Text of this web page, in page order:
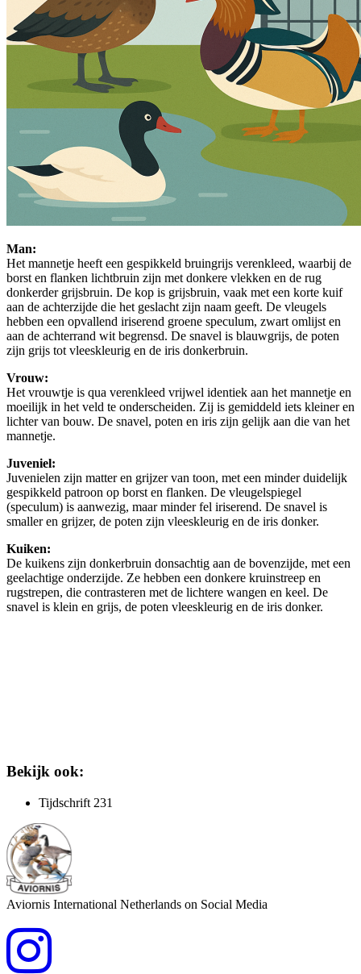
Man:
Het mannetje heeft een gespikkeld bruingrijs verenkleed, waarbij de
borst en flanken lichtbruin zijn met donkere vlekken en de rug
donkerder grijsbruin. De kop is grijsbruin, vaak met een korte kuif
aan de achterzijde die het geslacht zijn naam geeft. De vleugels
hebben een opvallend iriserend groene speculum, zwart omlijst en
aan de achterrand wit begrensd. De snavel is blauwgrijs, de poten
zijn grijs tot vleeskleurig en de iris donkerbruin.
Vrouw:
Het vrouwtje is qua verenkleed vrijwel identiek aan het mannetje en
moeilijk in het veld te onderscheiden. Zij is gemiddeld iets kleiner en
lichter van bouw. De snavel, poten en iris zijn gelijk aan die van het
mannetje.
Juveniel:
Juvenielen zijn matter en grijzer van toon, met een minder duidelijk
gespikkeld patroon op borst en flanken. De vleugelspiegel
(speculum) is aanwezig, maar minder fel iriserend. De snavel is
smaller en grijzer, de poten zijn vleeskleurig en de iris donker.
Kuiken:
De kuikens zijn donkerbruin donsachtig aan de bovenzijde, met een
geelachtige onderzijde. Ze hebben een donkere kruinstreep en
rugstrepen, die contrasteren met de lichtere wangen en keel. De
snavel is klein en grijs, de poten vleeskleurig en de iris donker.
Bekijk ook:
Tijdschrift 231
Aviornis International Netherlands on Social Media